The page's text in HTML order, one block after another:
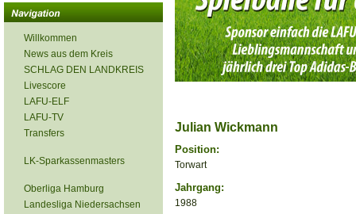
Willkommen
News aus dem Kreis
SCHLAG DEN LANDKREIS
Livescore
LAFU-ELF
LAFU-TV
Transfers
LK-Sparkassenmasters
Oberliga Hamburg
Landesliga Niedersachsen
Julian Wickmann
Position:
Torwart
Jahrgang:
1988